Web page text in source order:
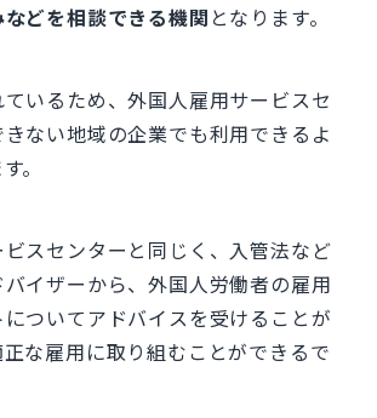
どを相談できる機関 となります。
いるため、外国人雇用サービスセ
ない地域の企業でも利用できるよ
。
スセンターと同じく、入管法など
イザーから、外国人労働者の雇用
ついてアドバイスを受けることが
な雇用に取り組むことができるで